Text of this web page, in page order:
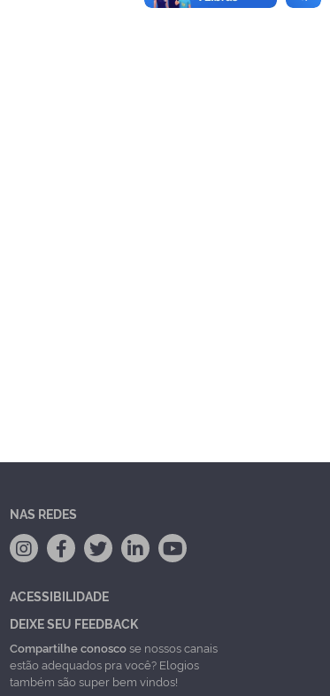
NAS REDES
ACESSIBILIDADE
DEIXE SEU FEEDBACK
Compartilhe conoscose nossos canais
estão adequados pra você? Elogios
também são super bem vindos!